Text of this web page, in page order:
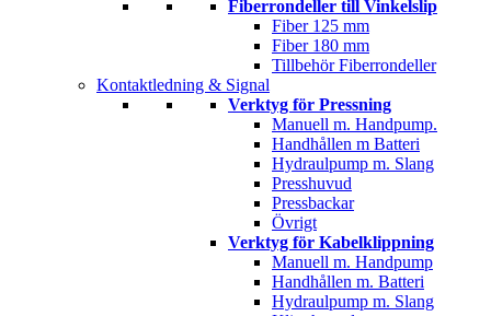
Fiberrondeller till Vinkelslip
Fiber 125 mm
Fiber 180 mm
Tillbehör Fiberrondeller
Kontaktledning & Signal
Verktyg för Pressning
Manuell m. Handpump.
Handhållen m Batteri
Hydraulpump m. Slang
Presshuvud
Pressbackar
Övrigt
Verktyg för Kabelklippning
Manuell m. Handpump
Handhållen m. Batteri
Hydraulpump m. Slang